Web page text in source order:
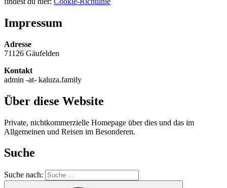
Impressum
Adresse
71126 Gäufelden
Kontakt
admin -at- kaluza.family
Über diese Website
Private, nichtkommerzielle Homepage über dies und das im
Allgemeinen und Reisen im Besonderen.
Suche
Suche nach: